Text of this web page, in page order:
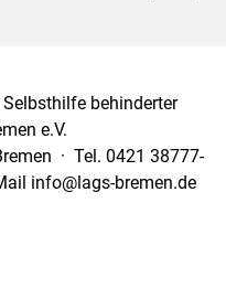
behinderter
e.V.
· Tel. 0421 38777-
info@lags-bremen.de